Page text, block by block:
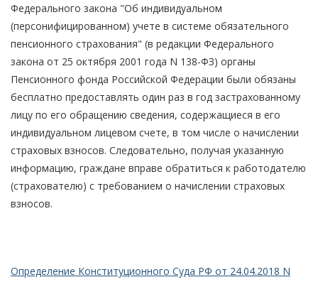
Федерального закона "Об индивидуальном
(персонифицированном) учете в системе обязательного
пенсионного страхования" (в редакции Федерального
закона от 25 октября 2001 года N 138-ФЗ) органы
Пенсионного фонда Российской Федерации были обязаны
бесплатно предоставлять один раз в год застрахованному
лицу по его обращению сведения, содержащиеся в его
индивидуальном лицевом счете, в том числе о начислении
страховых взносов. Следовательно, получая указанную
информацию, граждане вправе обратиться к работодателю
(страхователю) с требованием о начислении страховых
взносов.
Определение Конституционного Суда РФ от 24.04.2018 N